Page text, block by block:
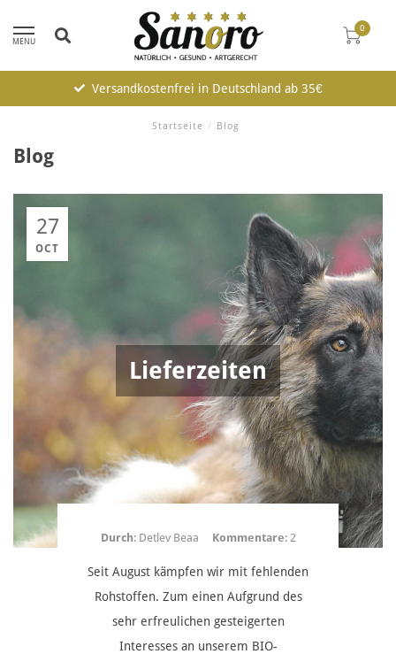
MENU
0
Versandkostenfrei in Deutschland ab 35€
Startseite / Blog
Blog
27
OCT
Lieferzeiten
Durch: Detlev Beaa Kommentare: 2
Seit August kämpfen wir mit fehlenden
Rohstoffen. Zum einen Aufgrund des
sehr erfreulichen gesteigerten
Interesses an unserem BIO-